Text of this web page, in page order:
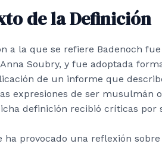
de la Definición
a la que se refiere Badenoch
Soubry, y fue adoptada
de un informe que
expresiones de ser musulmán
definición recibió críticas por
ha provocado una reflexión